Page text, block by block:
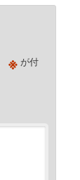
※ が付